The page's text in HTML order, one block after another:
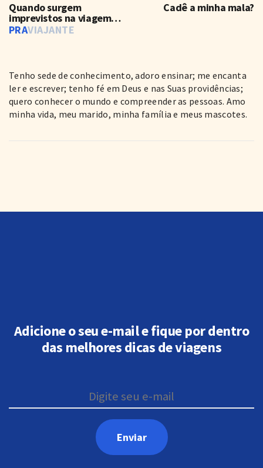
Quando surgem
imprevistos na viagem…
Cadê a minha mala?
PRAVIAJANTE
Tenho sede de conhecimento, adoro ensinar; me encanta
ler e escrever; tenho fé em Deus e nas Suas providências;
quero conhecer o mundo e compreender as pessoas. Amo
minha vida, meu marido, minha família e meus mascotes.
Adicione o seu e-mail e fique por dentro
das melhores dicas de viagens